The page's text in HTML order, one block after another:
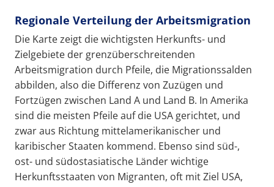
Regionale Verteilung der Arbeitsmigration
Die Karte zeigt die wichtigsten Herkunfts- und
Zielgebiete der grenzüberschreitenden
Arbeitsmigration durch Pfeile, die Migrationssalden
abbilden, also die Differenz von Zuzügen und
Fortzügen zwischen Land A und Land B. In Amerika
sind die meisten Pfeile auf die USA gerichtet, und
zwar aus Richtung mittelamerikanischer und
karibischer Staaten kommend. Ebenso sind süd-,
ost- und südostasiatische Länder wichtige
Herkunftsstaaten von Migranten, oft mit Ziel USA,